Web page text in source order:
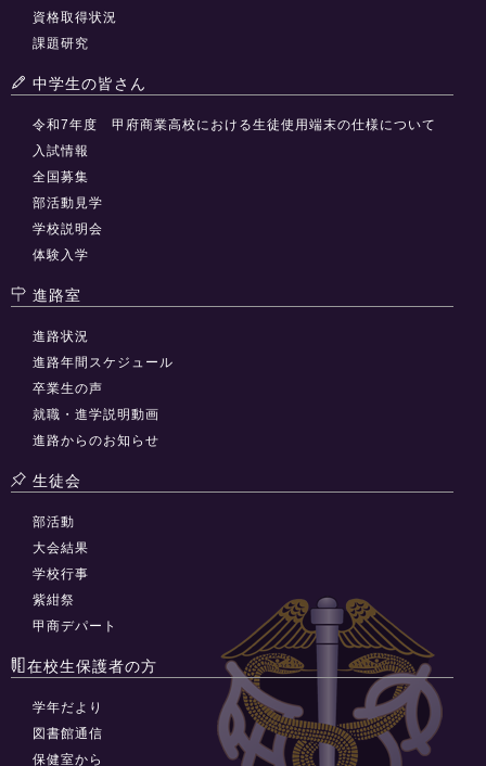
資格取得状況
課題研究
中学生の皆さん
令和7年度 甲府商業高校における生徒使用端末の仕様について
入試情報
全国募集
部活動見学
学校説明会
体験入学
進路室
進路状況
進路年間スケジュール
卒業生の声
就職・進学説明動画
進路からのお知らせ
生徒会
部活動
大会結果
学校行事
紫紺祭
甲商デパート
在校生保護者の方
学年だより
図書館通信
保健室から